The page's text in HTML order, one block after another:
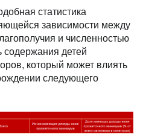
статистика
зависимости между
и численностью
содержания детей
который может влиять
следующего